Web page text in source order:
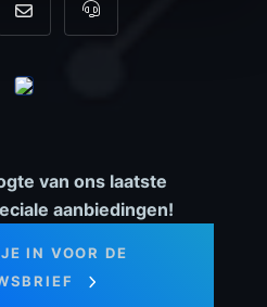
820 0967
info@dyno-Voor tool support,
van ons laatste
aanbiedingen!
IN VOOR DE